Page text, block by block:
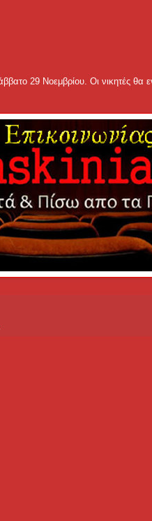
29 Νοεμβρίου. Οι νικητές θα